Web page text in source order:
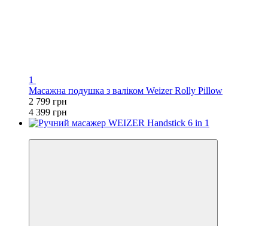
1
Масажна подушка з валіком Weizer Rolly Pillow
2 799 грн
4 399 грн